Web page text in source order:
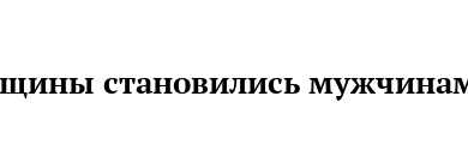
становились